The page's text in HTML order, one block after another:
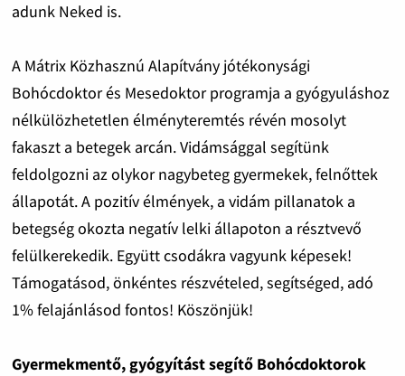
adunk Neked is.
A Mátrix Közhasznú Alapítvány jótékonysági
Bohócdoktor és Mesedoktor programja a gyógyuláshoz
nélkülözhetetlen élményteremtés révén mosolyt
fakaszt a betegek arcán. Vidámsággal segítünk
feldolgozni az olykor nagybeteg gyermekek, felnőttek
állapotát. A pozitív élmények, a vidám pillanatok a
betegség okozta negatív lelki állapoton a résztvevő
felülkerekedik. Együtt csodákra vagyunk képesek!
Támogatásod, önkéntes részvételed, segítséged, adó
1% felajánlásod fontos! Köszönjük!
Gyermekmentő, gyógyítást segítő Bohócdoktorok